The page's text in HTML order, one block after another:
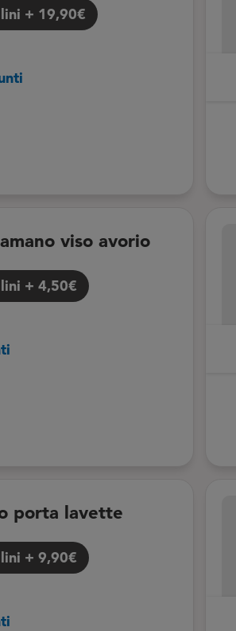
+ 19,90€
viso avorio
+ 4,50€
porta lavette
+ 9,90€